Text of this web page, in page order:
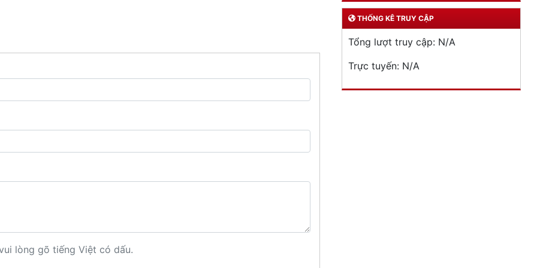
lòng gõ tiếng Việt có dấu.
THỐNG KÊ TRUY CẬP
Tổng lượt truy cập: N/A
Trực tuyến: N/A